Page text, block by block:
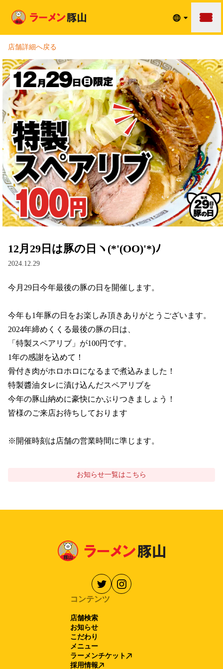
メニ
店舗詳細へ戻る
12月29日は豚の日ヽ(*'(OO)'*)ﾉ
2024.12.29
今月29日今年最後の豚の日を開催します。
今年も1年豚の日をお楽しみ頂きありがとうございます。
2024年締めくくる最後の豚の日は、
「特製スペアリブ」が100円です。
1年の感謝を込めて！
骨付き肉がホロホロになるまで煮込みました！
特製醬油タレに漬け込んだスペアリブを
今年の豚山納めに豪快にかぶりつきましょう！
皆様のご来店お待ちしております
※開催時刻は店舗の営業時間に準じます。
お知らせ一覧はこちら
コンテンツ
店舗検索
お知らせ
こだわり
メニュー
ラーメンチケット
採用情報